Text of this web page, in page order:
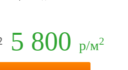
5 800 р/м2